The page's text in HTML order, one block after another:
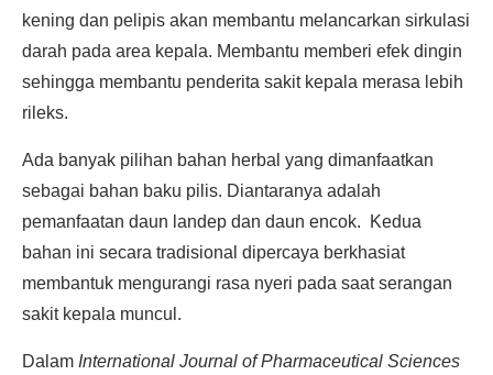
kening dan pelipis akan membantu melancarkan sirkulasi
darah pada area kepala. Membantu memberi efek dingin
sehingga membantu penderita sakit kepala merasa lebih
rileks.
Ada banyak pilihan bahan herbal yang dimanfaatkan
sebagai bahan baku pilis. Diantaranya adalah
pemanfaatan daun landep dan daun encok. Kedua
bahan ini secara tradisional dipercaya berkhasiat
membantuk mengurangi rasa nyeri pada saat serangan
sakit kepala muncul.
Dalam International Journal of Pharmaceutical Sciences